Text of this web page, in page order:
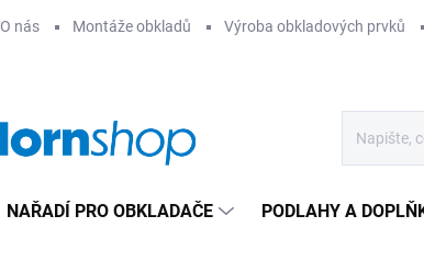
O nás Montáže obkladů Výroba obkladových prvků
NAŘADÍ PRO OBKLADAČE PODLAHY A